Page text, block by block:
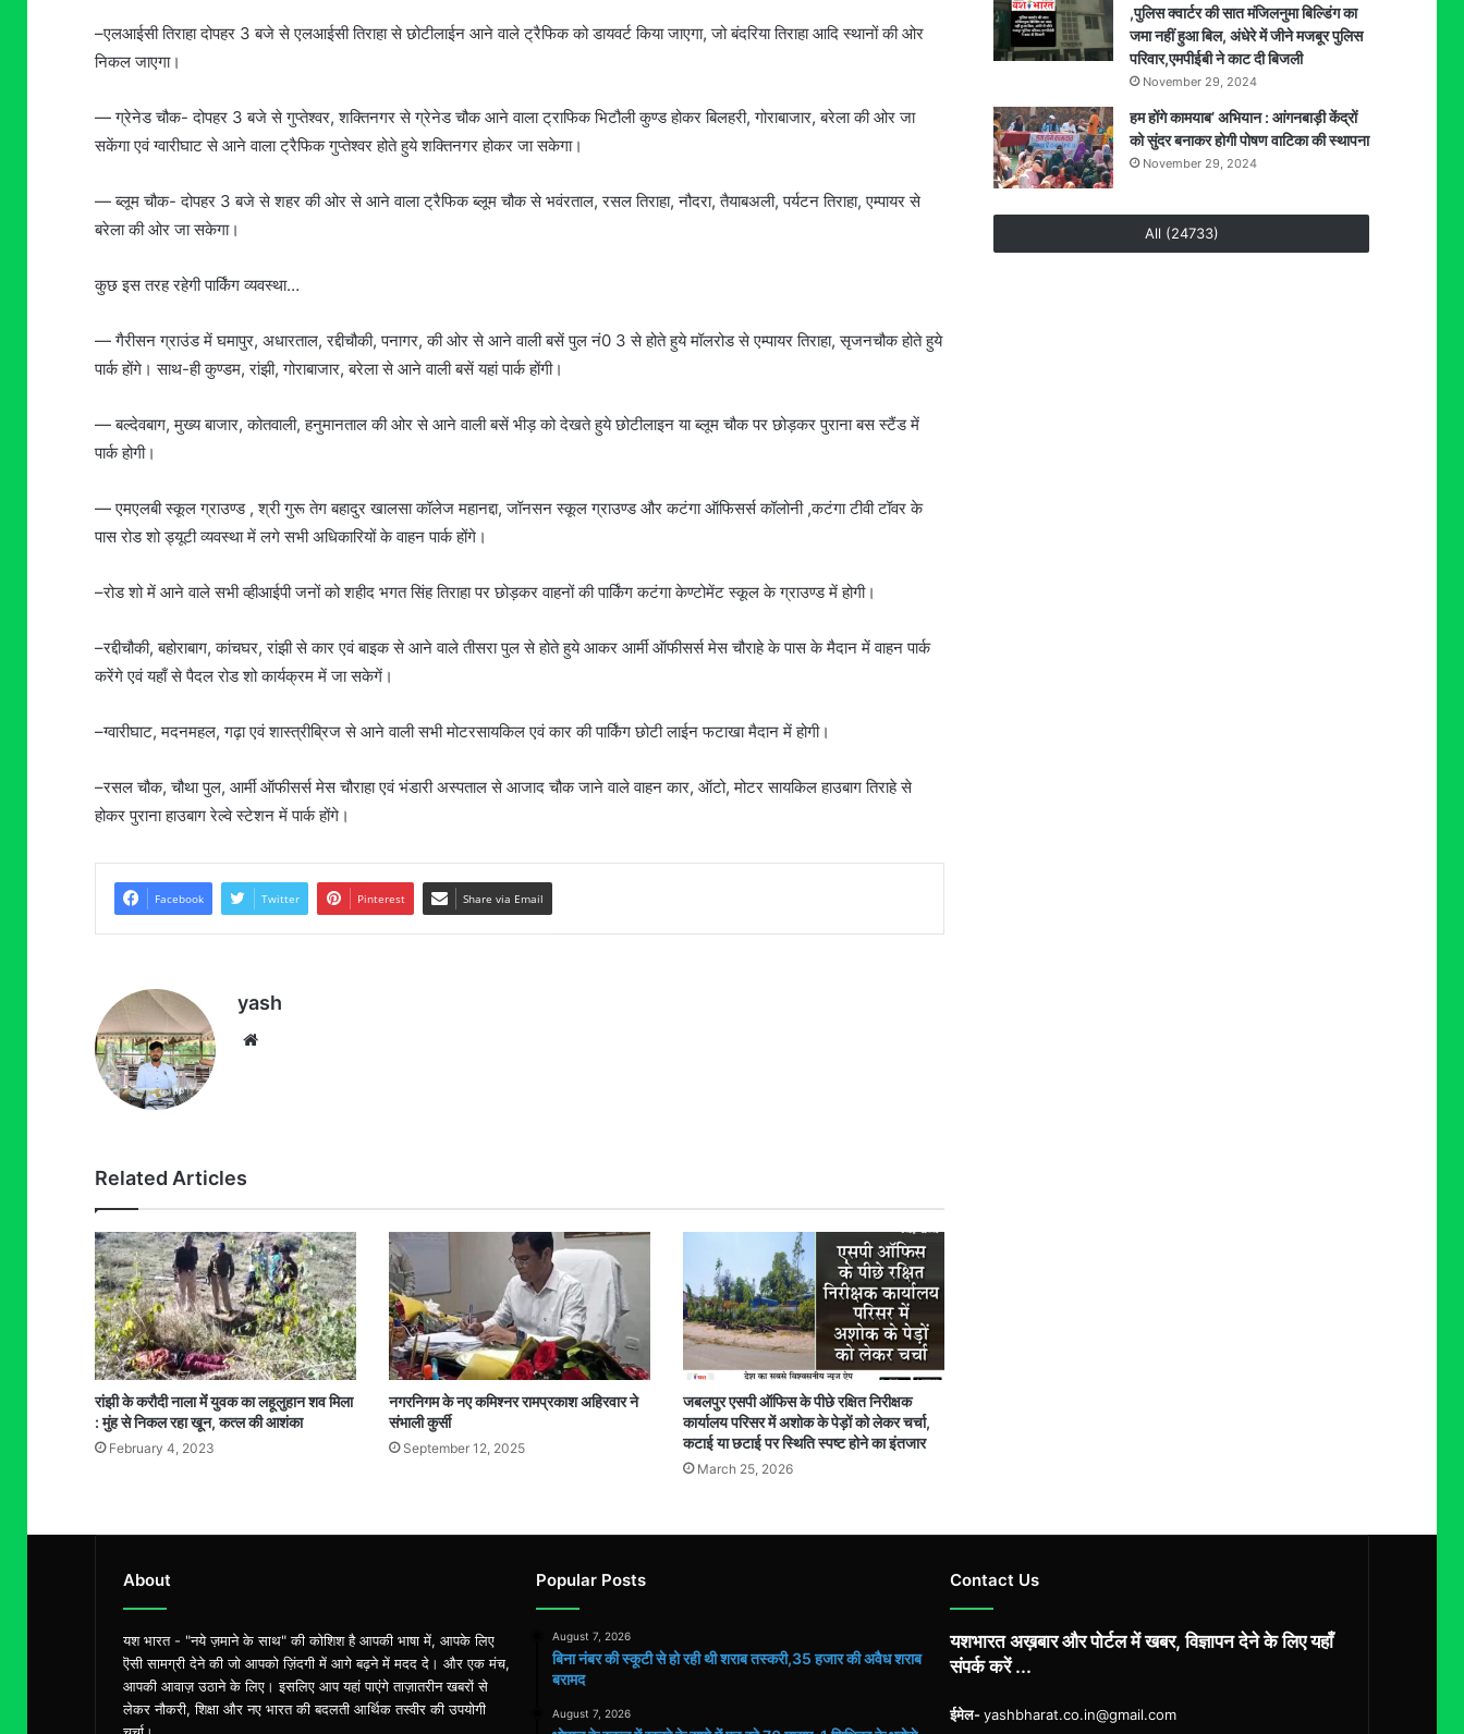
–एलआईसी तिराहा दोपहर 3 बजे से एलआईसी तिराहा से छोटीलाईन आने वाले ट्रैफिक को डायवर्ट किया जाएगा, जो बंदरिया तिराहा आदि स्थानों की ओर
निकल जाएगा।
— ग्रेनेड चौक- दोपहर 3 बजे से गुप्तेश्वर, शक्तिनगर से ग्रेनेड चौक आने वाला ट्राफिक भिटौली कुण्ड होकर बिलहरी, गोराबाजार, बरेला की ओर जा
सकेंगा एवं ग्वारीघाट से आने वाला ट्रैफिक गुप्तेश्वर होते हुये शक्तिनगर होकर जा सकेगा।
— ब्लूम चौक- दोपहर 3 बजे से शहर की ओर से आने वाला ट्रैफिक ब्लूम चौक से भवंरताल, रसल तिराहा, नौदरा, तैयाबअली, पर्यटन तिराहा, एम्पायर से
बरेला की ओर जा सकेगा।
कुछ इस तरह रहेगी पार्किंग व्यवस्था…
— गैरीसन ग्राउंड में घमापुर, अधारताल, रद्दीचौकी, पनागर, की ओर से आने वाली बसें पुल नं0 3 से होते हुये मॉलरोड से एम्पायर तिराहा, सृजनचौक होते हुये
पार्क होंगे। साथ-ही कुण्डम, रांझी, गोराबाजार, बरेला से आने वाली बसें यहां पार्क होंगी।
— बल्देवबाग, मुख्य बाजार, कोतवाली, हनुमानताल की ओर से आने वाली बसें भीड़ को देखते हुये छोटीलाइन या ब्लूम चौक पर छोड़कर पुराना बस स्टैंड में
पार्क होगी।
— एमएलबी स्कूल ग्राउण्ड , श्री गुरू तेग बहादुर खालसा कॉलेज महानद्दा, जॉनसन स्कूल ग्राउण्ड और कटंगा ऑफिसर्स कॉलोनी ,कटंगा टीवी टॉवर के
पास रोड शो ड्यूटी व्यवस्था में लगे सभी अधिकारियों के वाहन पार्क होंगे।
–रोड शो में आने वाले सभी व्हीआईपी जनों को शहीद भगत सिंह तिराहा पर छोड़कर वाहनों की पार्किंग कटंगा केण्टोमेंट स्कूल के ग्राउण्ड में होगी।
–रद्दीचौकी, बहोराबाग, कांचघर, रांझी से कार एवं बाइक से आने वाले तीसरा पुल से होते हुये आकर आर्मी ऑफीसर्स मेस चौराहे के पास के मैदान में वाहन पार्क
करेंगे एवं यहाँ से पैदल रोड शो कार्यक्रम में जा सकेगें।
–ग्वारीघाट, मदनमहल, गढ़ा एवं शास्त्रीब्रिज से आने वाली सभी मोटरसायकिल एवं कार की पार्किंग छोटी लाईन फटाखा मैदान में होगी।
–रसल चौक, चौथा पुल, आर्मी ऑफीसर्स मेस चौराहा एवं भंडारी अस्पताल से आजाद चौक जाने वाले वाहन कार, ऑटो, मोटर सायकिल हाउबाग तिराहे से
होकर पुराना हाउबाग रेल्वे स्टेशन में पार्क होंगे।
Facebook Twitter Pinterest Share via Email
yash
Website
Related Articles
रांझी के करौदी नाला मेंं युवक का लहूलुहान शव मिला
: मुंह से निकल रहा खून, कत्ल की आशंका
February 4, 2023
नगरनिगम के नए कमिश्नर रामप्रकाश अहिरवार ने
संभाली कुर्सी
September 12, 2025
जबलपुर एसपी ऑफिस के पीछे रक्षित निरीक्षक
कार्यालय परिसर में अशोक के पेड़ों को लेकर चर्चा,
कटाई या छटाई पर स्थिति स्पष्ट होने का इंतजार
March 25, 2026
,पुलिस क्वार्टर की सात मंजिलनुमा बिल्डिंग का
जमा नहीं हुआ बिल, अंधेरे में जीने मजबूर पुलिस
परिवार,एमपीईबी ने काट दी बिजली
November 29, 2024
हम होंगे कामयाब’ अभियान : आंगनबाड़ी केंद्रों
को सुंदर बनाकर होगी पोषण वाटिका की स्थापना
November 29, 2024
All (24733)
About
यश भारत - "नये ज़माने के साथ" की कोशिश है आपकी भाषा में, आपके लिए
ऎसी सामग्री देने की जो आपको ज़िंदगी में आगे बढ़ने में मदद दे। और एक मंच,
आपकी आवाज़ उठाने के लिए। इसलिए आप यहां पाएंगे ताज़ातरीन खबरों से
लेकर नौकरी, शिक्षा और नए भारत की बदलती आर्थिक तस्वीर की उपयोगी
Popular Posts
August 7, 2026
बिना नंबर की स्कूटी से हो रही थी शराब तस्करी,35 हजार की अवैध शराब
बरामद
August 7, 2026
Contact Us
यशभारत अख़बार और पोर्टल में खबर, विज्ञापन देने के लिए यहाँ
संपर्क करें ...
ईमेल-yashbharat.co.in@gmail.com